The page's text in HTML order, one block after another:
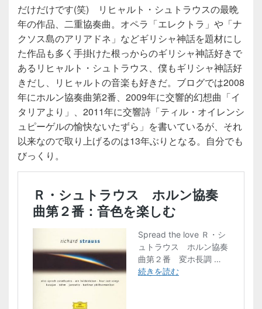
だけだけです(笑) リヒャルト・シュトラウスの最晩
年の作品、二重協奏曲。オペラ「エレクトラ」や「ナ
クソス島のアリアドネ」などギリシャ神話を題材にし
た作品も多く手掛けた根っからのギリシャ神話好きで
あるリヒャルト・シュトラウス、僕もギリシャ神話好
きだし、リヒャルトの音楽も好きだ。ブログでは2008
年にホルン協奏曲第2番、2009年に交響的幻想曲「イ
タリアより」、2011年に交響詩「ティル・オイレンシ
ュピーゲルの愉快ないたずら」を書いているが、それ
以来なので取り上げるのは13年ぶりとなる。自分でも
びっくり。